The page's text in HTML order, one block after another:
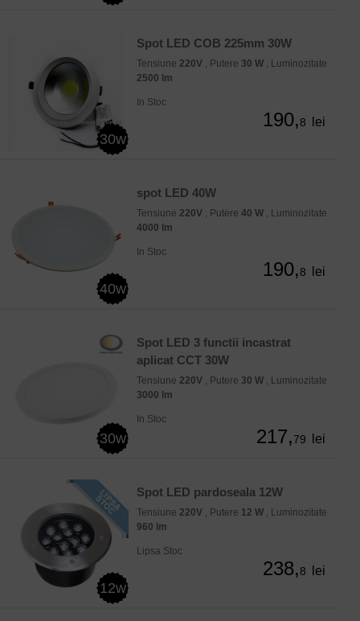
30w
Spot LED COB 225mm 30W
Tensiune 220V , Putere 30 W , Luminozitate
2500 lm
In Stoc
190,8 lei
40w
spot LED 40W
Tensiune 220V , Putere 40 W , Luminozitate
4000 lm
In Stoc
190,8 lei
30w
Spot LED 3 functii incastrat
aplicat CCT 30W
Tensiune 220V , Putere 30 W , Luminozitate
3000 lm
In Stoc
217,79 lei
12w
Spot LED pardoseala 12W
Tensiune 220V , Putere 12 W , Luminozitate
960 lm
Lipsa Stoc
238,8 lei